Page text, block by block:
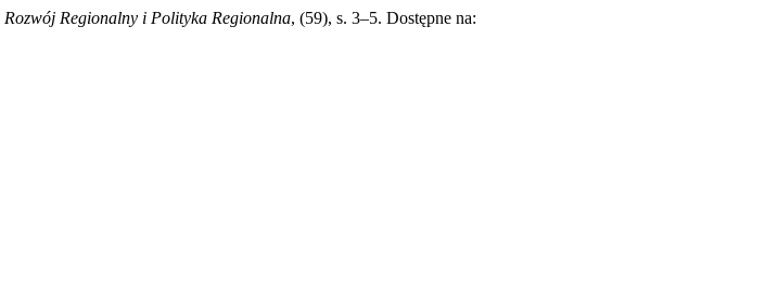
Rozwój Regionalny i Polityka Regionalna, (59), s. 3–5. Dostępne na: